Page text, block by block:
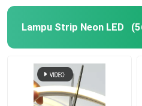
Lampu Strip Neon LED